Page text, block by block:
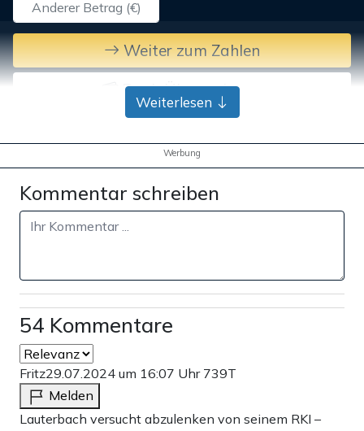
Weiter zum Zahlen
Bank-Überweisung
Weiterlesen
Werbung
Kommentar schreiben
54 Kommentare
Fritz29.07.2024 um 16:07 Uhr 739T
Melden
Lauterbach versucht abzulenken von seinem RKI –